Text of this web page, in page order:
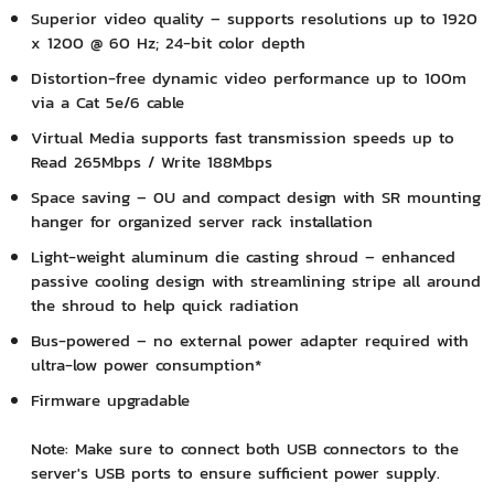
Superior video quality – supports resolutions up to 1920
x 1200 @ 60 Hz; 24-bit color depth
Distortion-free dynamic video performance up to 100m
via a Cat 5e/6 cable
Virtual Media supports fast transmission speeds up to
Read 265Mbps / Write 188Mbps
Space saving – 0U and compact design with SR mounting
hanger for organized server rack installation
Light-weight aluminum die casting shroud – enhanced
passive cooling design with streamlining stripe all around
the shroud to help quick radiation
Bus-powered – no external power adapter required with
ultra-low power consumption*
Firmware upgradable
Note: Make sure to connect both USB connectors to the
server's USB ports to ensure sufficient power supply.